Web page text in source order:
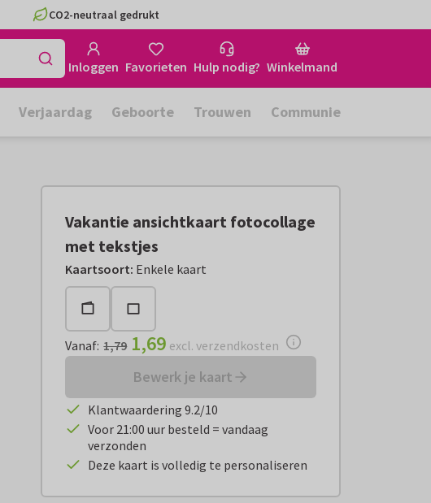
CO2-neutraal gedrukt
Inloggen Favorieten Hulp nodig? Winkelmand
Verjaardag Geboorte Trouwen Communie
Vakantie ansichtkaart fotocollage
met tekstjes
Kaartsoort: Enkele kaart
Vanaf:€ 1,69 excl. verzendkosten
Vanaf: 1,79 1,69 excl. verzendkosten
Bewerk je kaart
Klantwaardering 9.2/10
Voor 21:00 uur besteld = vandaag
verzonden
Deze kaart is volledig te personaliseren